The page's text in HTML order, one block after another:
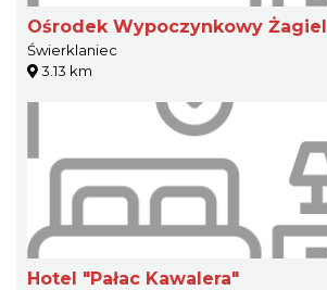
Ośrodek Wypoczynkowy Żagiel
Świerklaniec
3.13 km
Hotel "Pałac Kawalera"